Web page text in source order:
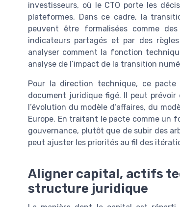
investisseurs, où le CTO porte les
plateformes. Dans ce cadre, la
peuvent être formalisées comme
indicateurs partagés et par des
analyser comment la fonction
analyse de l’impact de la transition
Pour la direction technique, ce
document juridique figé. Il peut prévoir
l’évolution du modèle d’affaires, du
Europe. En traitant le pacte comme un
gouvernance, plutôt que de subir des
peut ajuster les priorités au fil des
Aligner capital, actifs
structure juridique